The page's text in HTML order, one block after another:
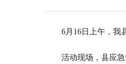
6月16日上午，我
活动现场，县应